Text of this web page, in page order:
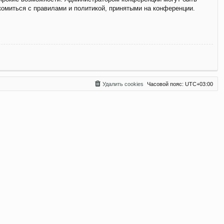
с правилами и политикой, принятыми на конференции.
Часовой пояс: UTC+03:00
Удалить cookies